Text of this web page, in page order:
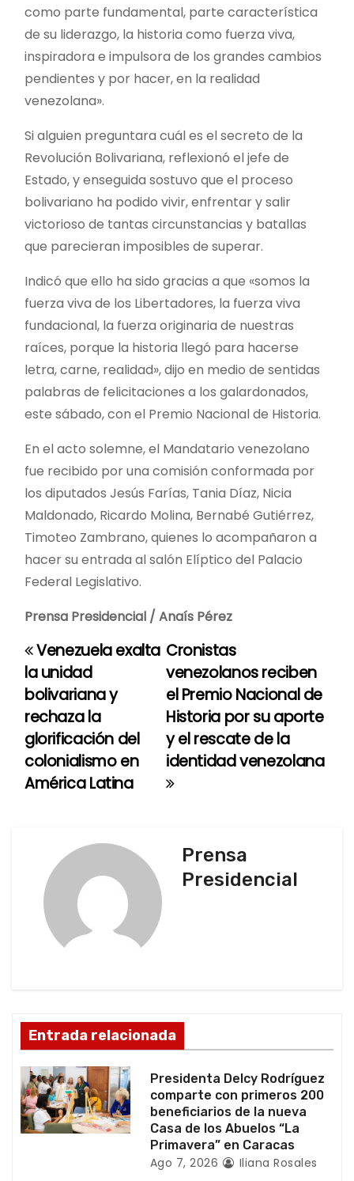
como parte fundamental, parte característica
de su liderazgo, la historia como fuerza viva,
inspiradora e impulsora de los grandes cambios
pendientes y por hacer, en la realidad
venezolana».
Si alguien preguntara cuál es el secreto de la
Revolución Bolivariana, reflexionó el jefe de
Estado, y enseguida sostuvo que el proceso
bolivariano ha podido vivir, enfrentar y salir
victorioso de tantas circunstancias y batallas
que parecieran imposibles de superar.
Indicó que ello ha sido gracias a que «somos la
fuerza viva de los Libertadores, la fuerza viva
fundacional, la fuerza originaria de nuestras
raíces, porque la historia llegó para hacerse
letra, carne, realidad», dijo en medio de sentidas
palabras de felicitaciones a los galardonados,
este sábado, con el Premio Nacional de Historia.
En el acto solemne, el Mandatario venezolano
fue recibido por una comisión conformada por
los diputados Jesús Farías, Tania Díaz, Nicia
Maldonado, Ricardo Molina, Bernabé Gutiérrez,
Timoteo Zambrano, quienes lo acompañaron a
hacer su entrada al salón Elíptico del Palacio
Federal Legislativo.
Prensa Presidencial / Anaís Pérez
N
a
v
e
g
e
e
n
t
Cronistas
venezolanos reciben
el Premio Nacional de
Historia por su aporte
y el rescate de la
identidad venezolana
Venezuela exalta
la unidad
bolivariana y
rechaza la
glorificación del
colonialismo en
América Latina
Prensa
Presidencial
Entrada relacionada
Presidenta Delcy Rodríguez
comparte con primeros 200
beneficiarios de la nueva
Casa de los Abuelos “La
Primavera” en Caracas
Ago 7, 2026 Iliana Rosales